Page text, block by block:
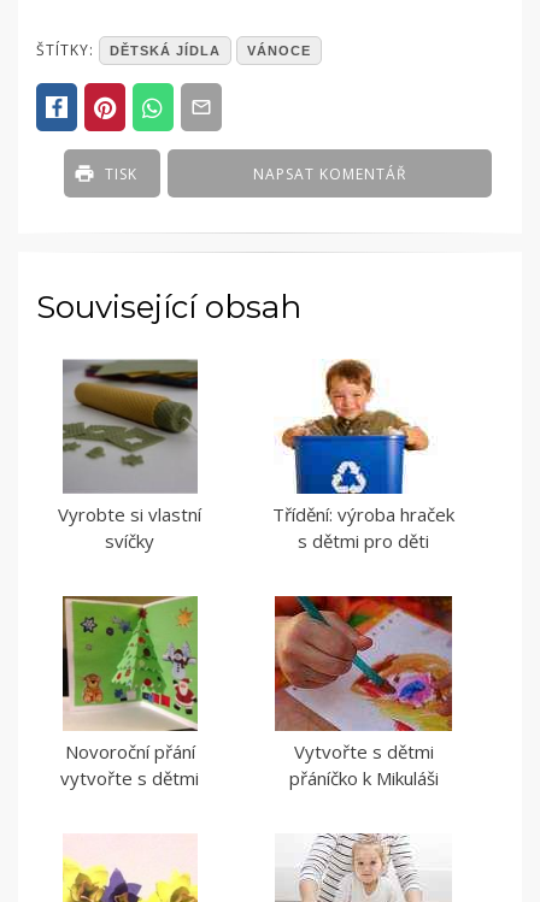
POSTED
ČLÁNKY
ŠTÍTKY: DĚTSKÁ JÍDLA VÁNOCE
NAPSAT KOMENTÁŘ
TISK
Související obsah
Vyrobte si vlastní
svíčky
Třídění: výroba hraček
s dětmi pro děti
Novoroční přání
vytvořte s dětmi
Vytvořte s dětmi
přáníčko k Mikuláši